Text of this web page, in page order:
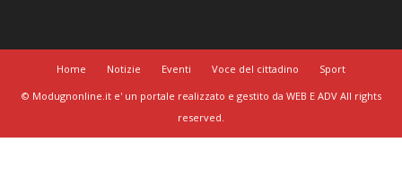
Home Notizie Eventi Voce del cittadino
Sport
© Modugnonline.it e' un portale realizzato e gestito da WEB E ADV All rights
reserved.